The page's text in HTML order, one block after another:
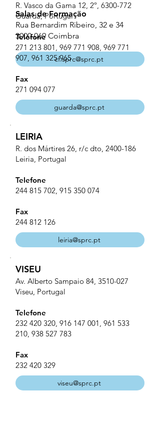
Salas de Formação
Rua Bernardim Ribeiro, 32 e 34
3000-069 Coimbra
cf.sprc@sprc.pt
R. Vasco da Gama 12, 2º, 6300-772
Guarda, Portugal
Telefone
271 213 801 , 969 771 908, 969 771
907, 961 325 965
Fax
271 094 077
guarda@sprc.pt
LEIRIA
R. dos Mártires 26, r/c dto, 2400-186
Leiria, Portugal
Telefone
244 815 702, 915 350 074
Fax
244 812 126
leiria@sprc.pt
VISEU
Av. Alberto Sampaio 84, 3510-027
Viseu, Portugal
Telefone
232 420 320, 916 147 001 , 961 533
210, 938 527 783
Fax
232 420 329
viseu@sprc.pt